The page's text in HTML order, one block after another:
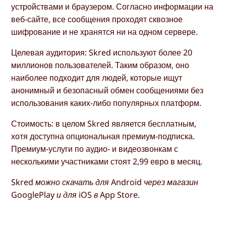
устройствами и браузером. Согласно информации на
веб-сайте, все сообщения проходят сквозное
шифрование и не хранятся ни на одном сервере.
Целевая аудитория: Skred используют более 20
миллионов пользователей. Таким образом, оно
наиболее подходит для людей, которые ищут
анонимный и безопасный обмен сообщениями без
использования каких-либо популярных платформ.
Стоимость: в целом Skred является бесплатным,
хотя доступна опциональная премиум-подписка.
Премиум-услуги по аудио- и видеозвонкам с
несколькими участниками стоят 2,99 евро в месяц.
Skred можно скачать для Android через магазин
GooglePlay и для iOS в App Store.